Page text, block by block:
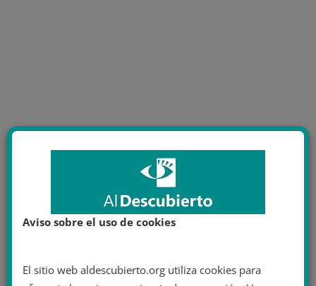
Aviso sobre el uso de cookies
El sitio web aldescubierto.org utiliza cookies para